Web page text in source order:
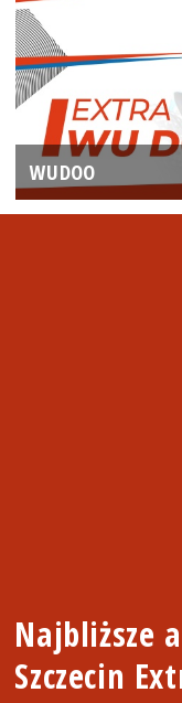
WUDOO
Najbliższe
Szczecin